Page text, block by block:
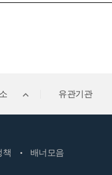
유관기관
책 배너모음